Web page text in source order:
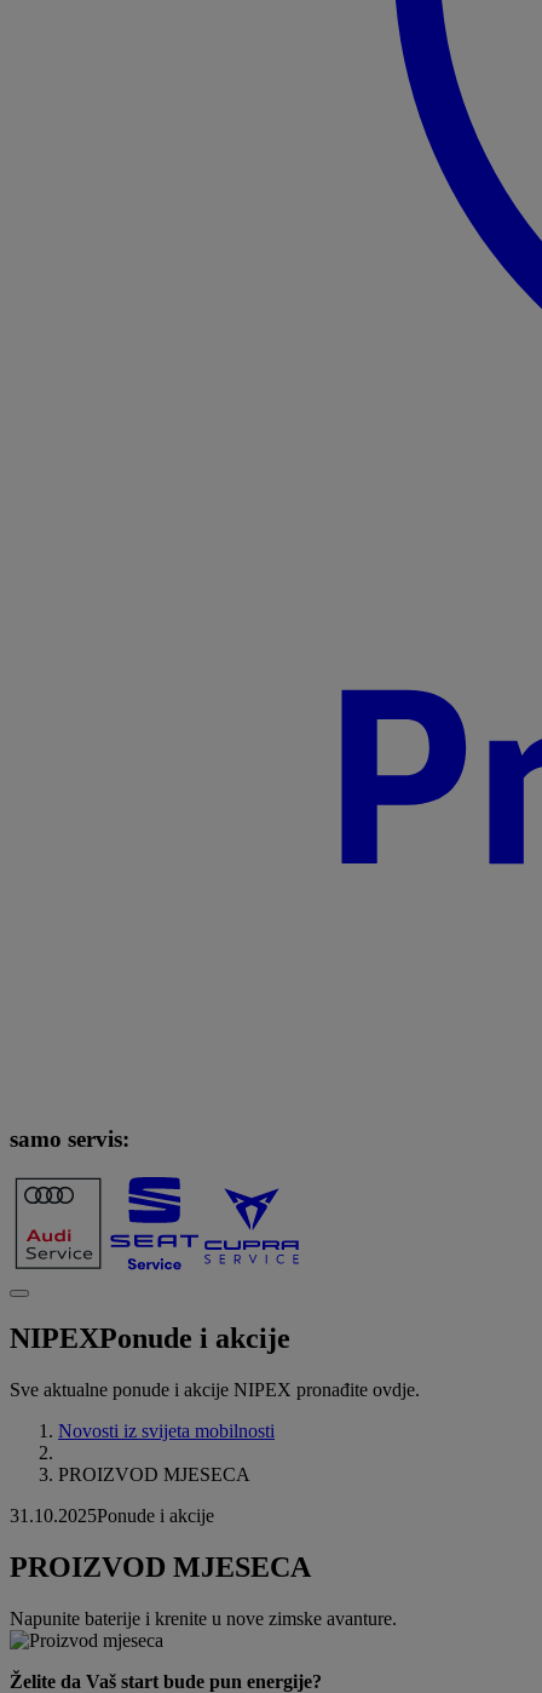
samo servis:
NIPEXPonude i akcije
Sve aktualne ponude i akcije NIPEX pronađite ovdje.
Novosti iz svijeta mobilnosti
PROIZVOD MJESECA
31.10.2025Ponude i akcije
PROIZVOD MJESECA
Napunite baterije i krenite u nove zimske avanture.
Želite da Vaš start bude pun energije?